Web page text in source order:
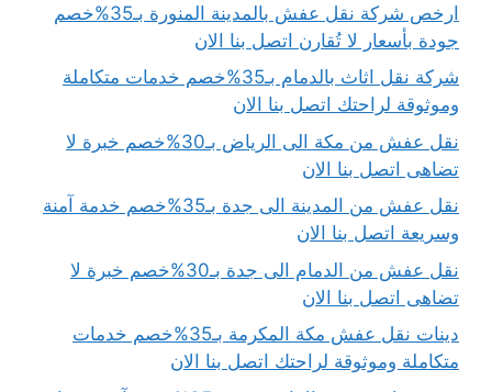
ارخص شركة نقل عفش بالمدينة المنورة بـ35%خصم
جودة بأسعار لا تُقارن اتصل بنا الان
شركة نقل اثاث بالدمام بـ35%خصم خدمات متكاملة
وموثوقة لراحتك اتصل بنا الان
نقل عفش من مكة الى الرياض بـ30%خصم خبرة لا
تضاهى اتصل بنا الان
نقل عفش من المدينة الى جدة بـ35%خصم خدمة آمنة
وسريعة اتصل بنا الان
نقل عفش من الدمام الى جدة بـ30%خصم خبرة لا
تضاهى اتصل بنا الان
دينات نقل عفش مكة المكرمة بـ35%خصم خدمات
متكاملة وموثوقة لراحتك اتصل بنا الان